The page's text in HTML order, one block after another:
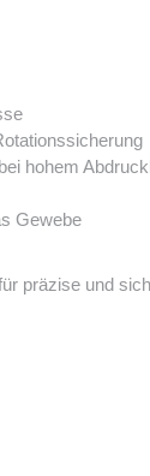
hohem
Gewebe
präzise und